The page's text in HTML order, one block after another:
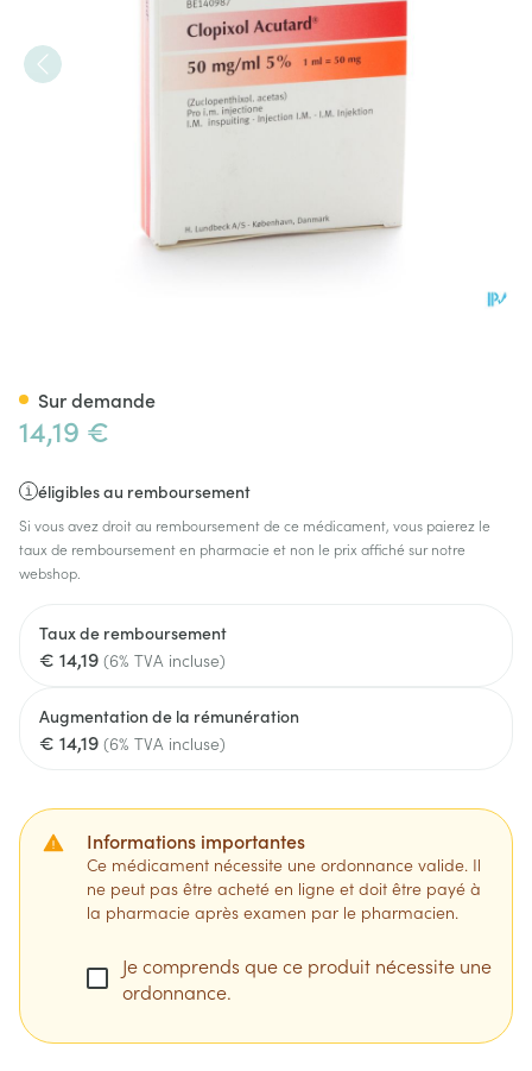
14,19 €
éligibles au remboursement
Si vous avez droit au remboursement de ce médicament, vous paierez le
taux de remboursement en pharmacie et non le prix affiché sur notre
webshop.
Taux de remboursement
€ 14,19 (6% TVA incluse)
Augmentation de la rémunération
€ 14,19 (6% TVA incluse)
Informations importantes
Ce médicament nécessite une ordonnance valide. Il
ne peut pas être acheté en ligne et doit être payé à
la pharmacie après examen par le pharmacien.
Je comprends que ce produit nécessite une
ordonnance.
Sur demande